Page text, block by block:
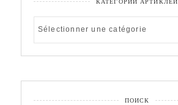
АРТИКЛЕЙ
ПОИСК